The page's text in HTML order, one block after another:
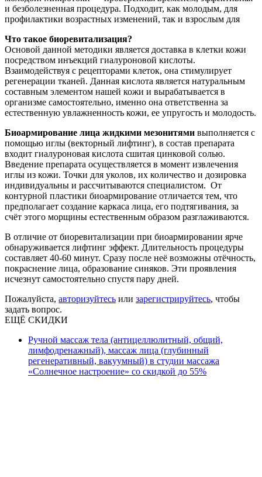
и безболезненная процедура. Подходит, как молодым, для
профилактики возрастных изменений, так и взрослым для
Что такое биоревитализация?
Основой данной методики является доставка в клетки кожи
посредством инъекций гиалуроновой кислоты.
Взаимодействуя с рецепторами клеток, она стимулирует
регенерации тканей. Данная кислота является натуральным
составным элементом нашей кожи и вырабатывается в
организме самостоятельно, именно она ответственна за
естественную увлажненность кожи, ее упругость и молодость.
Биоармирование лица жидкими мезонитями выполняется с
помощью иглы (векторный лифтинг), в состав препарата
входит гиалуроновая кислота сшитая цинковой солью.
Введение препарата осуществляется в момент извлечения
иглы из кожи. Точки для уколов, их количество и дозировка
индивидуальны и рассчитываются специалистом. От
контурной пластики биоармирование отличается тем, что
предполагает создание каркаса лица, его подтягивания, за
счёт этого морщины естественным образом разглаживаются.
В отличие от биоревитализации при биоармировании ярче
обнаруживается лифтинг эффект. Длительность процедуры
составляет 40-60 минут. Сразу после неё возможны отёчность,
покраснение лица, образование синяков. Эти проявления
исчезнут самостоятельно спустя пару дней.
Пожалуйста, авторизуйтесь или зарегистрируйтесь, чтобы
задать вопрос.
ЕЩЁ СКИДКИ
Ручной массаж тела (антицеллюлитный, общий,
лимфодренажный), массаж лица (глубинный
регенеративный, вакуумный) в студии массажа
«Солнечное настроение» со скидкой до 55%